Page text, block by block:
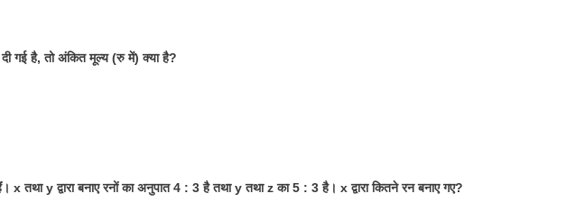
गई है, तो अंकित मूल्य (रु में) क्या है?
तथा y द्वारा बनाए रनों का अनुपात 4 : 3 है तथा y तथा z का 5 : 3 है। x द्वारा कितने रन बनाए गए?